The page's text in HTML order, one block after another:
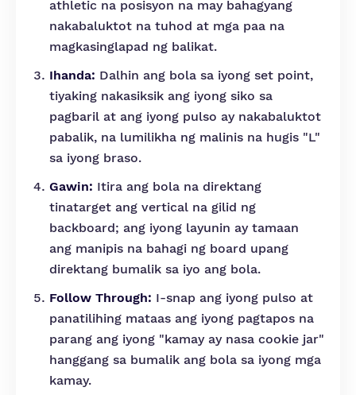
athletic na posisyon na may bahagyang
nakabaluktot na tuhod at mga paa na
magkasinglapad ng balikat.
Ihanda: Dalhin ang bola sa iyong set point,
tiyaking nakasiksik ang iyong siko sa
pagbaril at ang iyong pulso ay nakabaluktot
pabalik, na lumilikha ng malinis na hugis "L"
sa iyong braso.
Gawin: Itira ang bola na direktang
tinatarget ang vertical na gilid ng
backboard; ang iyong layunin ay tamaan
ang manipis na bahagi ng board upang
direktang bumalik sa iyo ang bola.
Follow Through: I-snap ang iyong pulso at
panatilihing mataas ang iyong pagtapos na
parang ang iyong "kamay ay nasa cookie jar"
hanggang sa bumalik ang bola sa iyong mga
kamay.